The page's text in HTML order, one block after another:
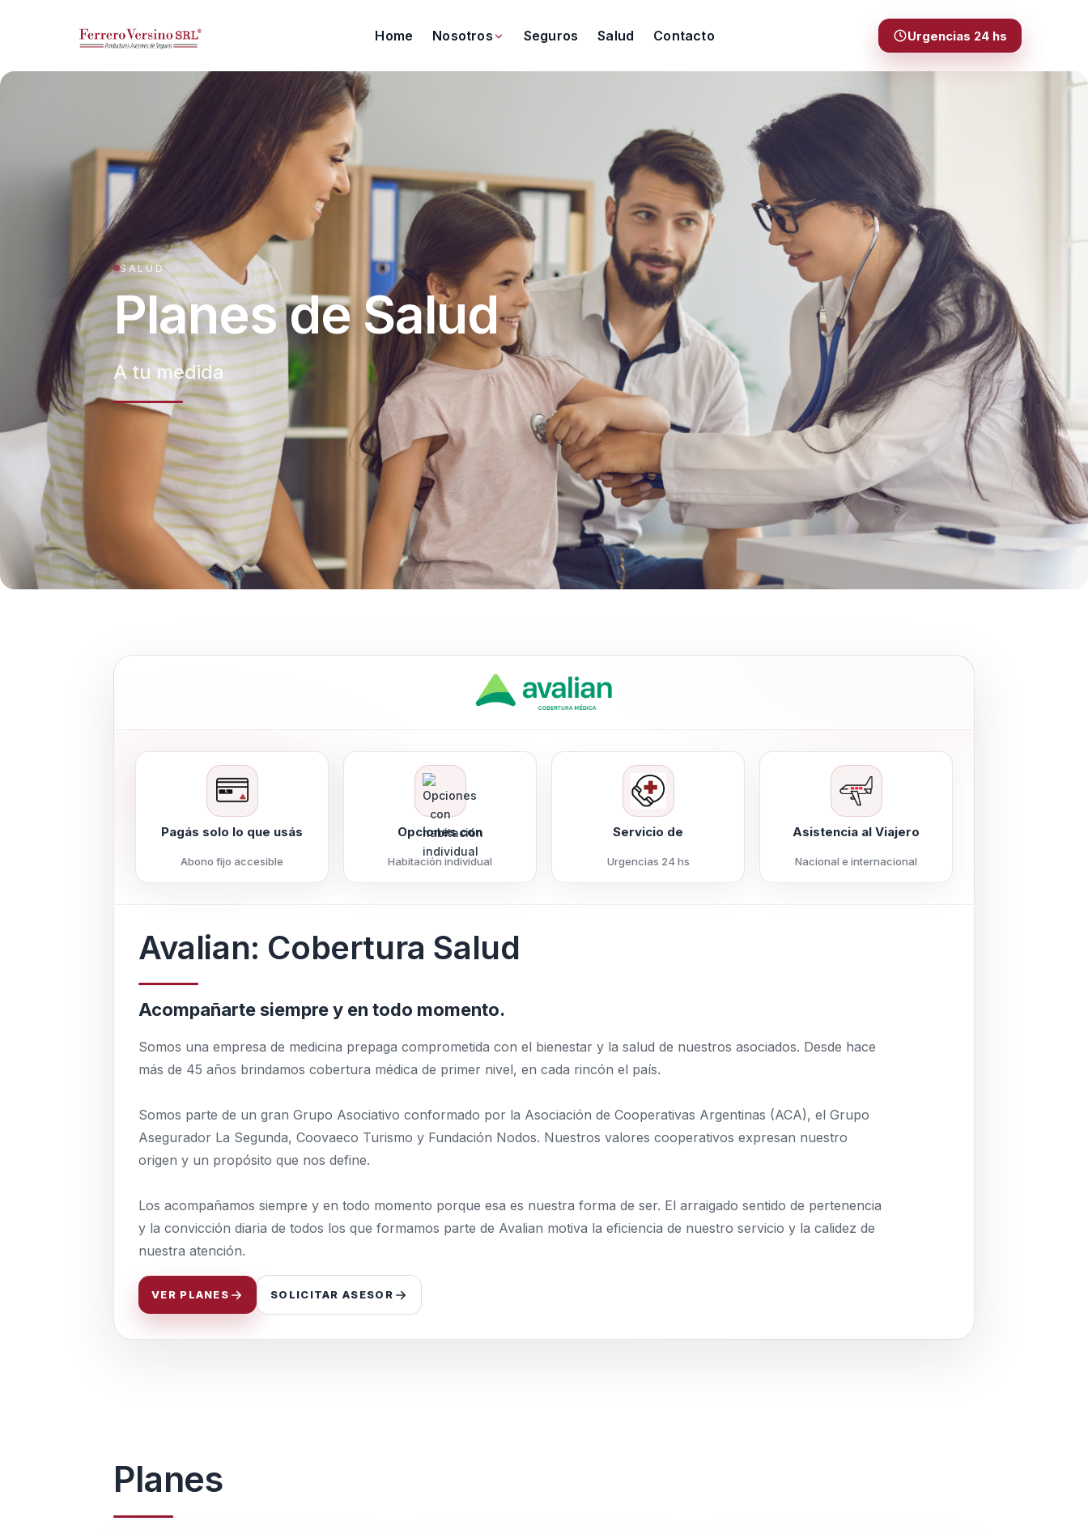
Home Nosotros Seguros Salud Contacto Urgencias 24 hs
SALUD
Planes de Salud
A tu medida
Pagás solo lo que usás
Abono fijo accesible
Opciones con
Habitación individual
Servicio de
Urgencias 24 hs
Asistencia al Viajero
Nacional e internacional
Avalian: Cobertura Salud
Acompañarte siempre y en todo momento.
Somos una empresa de medicina prepaga comprometida con el bienestar y la salud de nuestros asociados. Desde hace
más de 45 años brindamos cobertura médica de primer nivel, en cada rincón el país.
Somos parte de un gran Grupo Asociativo conformado por la Asociación de Cooperativas Argentinas (ACA), el Grupo
Asegurador La Segunda, Coovaeco Turismo y Fundación Nodos. Nuestros valores cooperativos expresan nuestro
origen y un propósito que nos define.
Los acompañamos siempre y en todo momento porque esa es nuestra forma de ser. El arraigado sentido de pertenencia
y la convicción diaria de todos los que formamos parte de Avalian motiva la eficiencia de nuestro servicio y la calidez de
nuestra atención.
VER PLANES SOLICITAR ASESOR
Planes